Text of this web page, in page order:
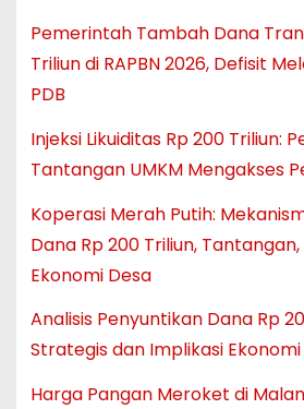
Pemerintah Tambah Dana
Triliun di RAPBN 2026, Defisit
PDB
Injeksi Likuiditas Rp 200 Triliun:
Tantangan UMKM Mengakses
Koperasi Merah Putih:
Dana Rp 200 Triliun,
Ekonomi Desa
Analisis Penyuntikan Dana Rp
Strategis dan Implikasi Ekonomi
Harga Pangan Meroket di